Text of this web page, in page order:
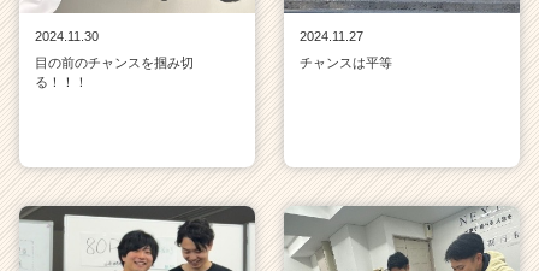
2024.11.30
目の前のチャンスを掴み切
る！！！
2024.11.27
チャンスは平等